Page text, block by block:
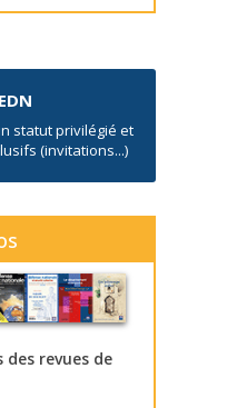
statut privilégié et
(invitations...)
revues de